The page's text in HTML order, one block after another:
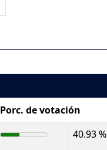
Porc. de votación
40.93 %